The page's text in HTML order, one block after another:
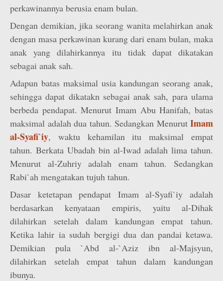
perkawinannya berusia enam bulan.
Dengan demikian, jika seorang wanita melahirkan anak
dengan masa perkawinan kurang dari enam bulan, maka
anak yang dilahirkannya itu tidak dapat dikatakan
sebagai anak sah.
Adapun batas maksimal usia kandungan seorang anak,
sehingga dapat dikatakn sebagai anak sah, para ulama
berbeda pendapat. Menurut Imam Abu Hanifah, batas
maksimal adalah dua tahun. Sedangkan Menurut Imam
al-Syafi`iy, waktu kehamilan itu maksimal empat
tahun. Berka­ta Ubadah bin al-Iwad adalah lima tahun.
Menurut al-Zuhriy adalah enam tahun. Sedangkan
Rabi`ah mengatakan tujuh tahun.
Dasar ketetapan pendapat Imam al-Syafi`iy adalah
berdasarkan kenyataan empiris, yaitu al-Dihak
dilahirkan setelah dalam kandungan empat tahun.
Ketika lahir ia sudah bergigi dua dan pandai ketawa.
Demikian pula `Abd al-`Aziz ibn al-Majsyun,
dilahirkan setelah empat tahun dalam kandungan
ibunya.